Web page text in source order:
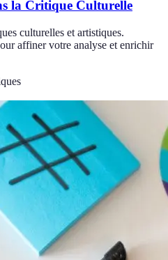
la Critique Culturelle
culturelles et artistiques.
affiner votre analyse et enrichir